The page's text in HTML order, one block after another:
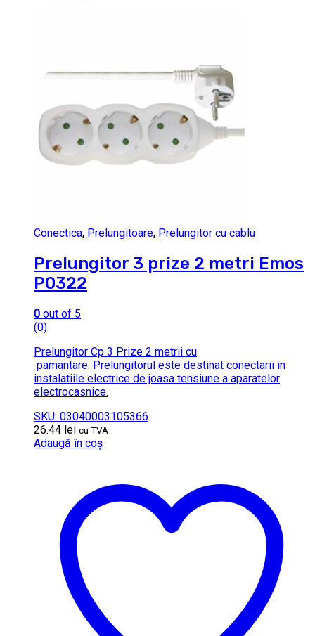
Conectica, Prelungitoare, Prelungitor cu cablu
Prelungitor 3 prize 2 metri Emos
P0322
0 out of 5
(0)
Prelungitor Cp 3 Prize 2 metrii cu
pamantare. Prelungitorul este destinat conectarii in
instalatiile electrice de joasa tensiune a aparatelor
electrocasnice.
SKU: 03040003105366
26.44 lei cu TVA
Adaugă în coș